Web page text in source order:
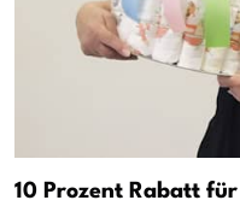
10 Prozent Rabatt